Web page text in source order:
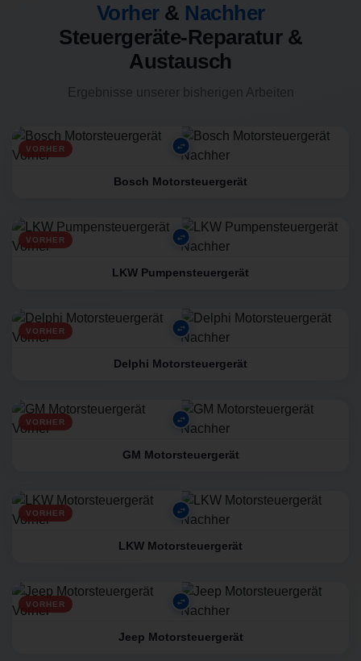
Vorher& Nachher
Steuergeräte-Reparatur &
Austausch
Ergebnisse unserer bisherigen Arbeiten
VORHER NACHHER
Bosch Motorsteuergerät
VORHER NACHHER
LKW Pumpensteuergerät
VORHER NACHHER
Delphi Motorsteuergerät
VORHER NACHHER
GM Motorsteuergerät
VORHER NACHHER
LKW Motorsteuergerät
VORHER NACHHER
Jeep Motorsteuergerät